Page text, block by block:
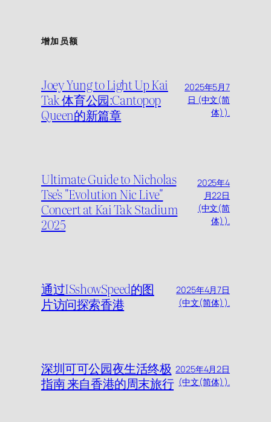
增加员额
Joey Yung to Light Up Kai
Tak 体育公园:Cantopop
Queen的新篇章
2025年5月7
日 (中文(简
体) ).
Ultimate Guide to Nicholas
Tse’s "Evolution Nic Live"
Concert at Kai Tak Stadium
2025
2025年4
月22日
(中文(简
体) ).
通过ISshowSpeed的图
片访问探索香港
2025年4月7日
(中文(简体) ).
深圳可可公园夜生活终极
指南 来自香港的周末旅行
2025年4月2日
(中文(简体) ).